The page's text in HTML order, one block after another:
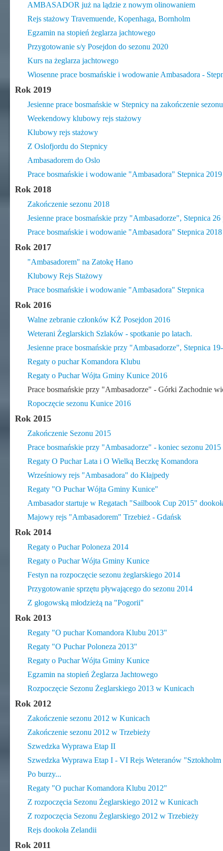
AMBASADOR już na lądzie z nowym olinowaniem
Rejs stażowy Travemuende, Kopenhaga, Bornholm
Egzamin na stopień żeglarza jachtowego
Przygotowanie s/y Posejdon do sezonu 2020
Kurs na żeglarza jachtowego
Wiosenne prace bosmańskie i wodowanie Ambasadora -
Rok 2019
Jesienne prace bosmańskie w Stepnicy na zakończenie
Weekendowy klubowy rejs stażowy
Klubowy rejs stażowy
Z Oslofjordu do Stepnicy
Ambasadorem do Oslo
Prace bosmańskie i wodowanie "Ambasadora" Stepnica 2019
Rok 2018
Zakończenie sezonu 2018
Jesienne prace bosmańskie przy "Ambasadorze", Stepnica
Prace bosmańskie i wodowanie "Ambasadora" Stepnica 2018
Rok 2017
"Ambasadorem" na Zatokę Hano
Klubowy Rejs Stażowy
Prace bosmańskie i wodowanie "Ambasadora" Stepnica
Rok 2016
Walne zebranie członków KŻ Posejdon 2016
Weterani Żeglarskich Szlaków - spotkanie po latach.
Jesienne prace bosmańskie przy "Ambasadorze", Stepnica
Regaty o puchar Komandora Klubu
Regaty o Puchar Wójta Gminy Kunice 2016
Prace bosmańskie przy "Ambasadorze" - Górki Zachodnie
Ropoczęcie sezonu Kunice 2016
Rok 2015
Zakończenie Sezonu 2015
Prace bosmańskie przy "Ambasadorze" - koniec sezonu 2015
Regaty O Puchar Lata i O Wielką Beczkę Komandora
Wrześniowy rejs "Ambasadora" do Kłajpedy
Regaty "O Puchar Wójta Gminy Kunice"
Ambasador startuje w Regatach "Sailbook Cup 2015"
Majowy rejs "Ambasadorem" Trzebież - Gdańsk
Rok 2014
Regaty o Puchar Poloneza 2014
Regaty o Puchar Wójta Gminy Kunice
Festyn na rozpoczęcie sezonu żeglarskiego 2014
Przygotowanie sprzętu pływającego do sezonu 2014
Z głogowską młodzieżą na "Pogorii"
Rok 2013
Regaty "O puchar Komandora Klubu 2013"
Regaty "O Puchar Poloneza 2013"
Regaty o Puchar Wójta Gminy Kunice
Egzamin na stopień Żeglarza Jachtowego
Rozpoczęcie Sezonu Żeglarskiego 2013 w Kunicach
Rok 2012
Zakończenie sezonu 2012 w Kunicach
Zakończenie sezonu 2012 w Trzebieży
Szwedzka Wyprawa Etap II
Szwedzka Wyprawa Etap I - VI Rejs Weteranów
Po burzy...
Regaty "O puchar Komandora Klubu 2012"
Z rozpoczęcia Sezonu Żeglarskiego 2012 w Kunicach
Z rozpoczęcia Sezonu Żeglarskiego 2012 w Trzebieży
Rejs dookoła Zelandii
Rok 2011